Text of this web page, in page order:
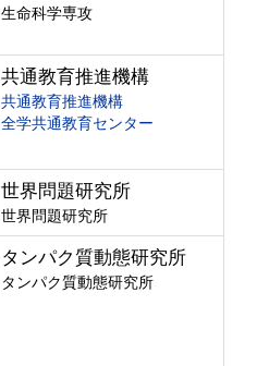
生命科学専攻
共通教育推進機構
共通教育推進機構
全学共通教育センター
世界問題研究所
世界問題研究所
タンパク質動態研究所
タンパク質動態研究所